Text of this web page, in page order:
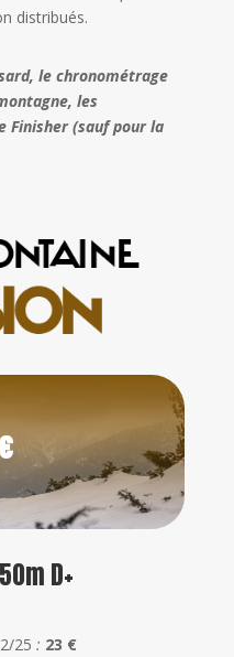
distribués.
le chronométrage
les
(sauf pour la
D+
25 : 23 €